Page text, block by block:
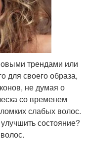
трендами или
для своего образа,
не думая о
со временем
слабых волос.
состояние?